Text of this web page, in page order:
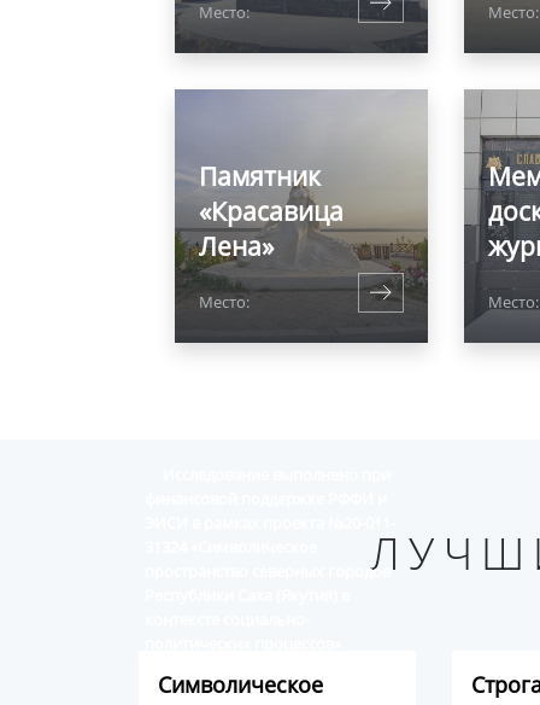
Место: Место:
Памятник
«Красавица
Лена»
Место: Место:
Символическое
пространство северных городов